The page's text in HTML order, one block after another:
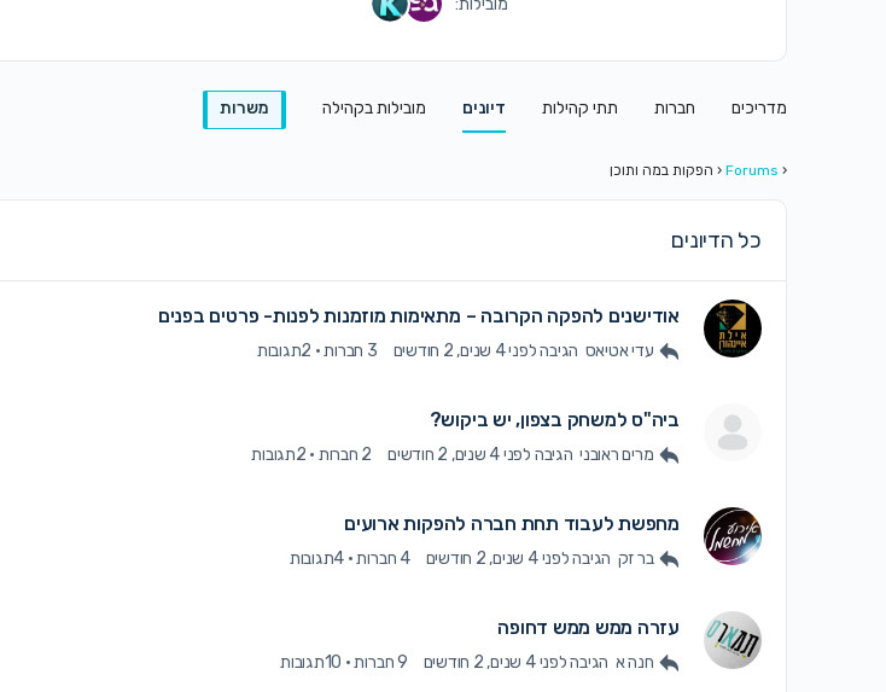
מדריכים חברות תתי קהילות דיונים מובילות בקהילה משרות
‹
Forums
‹ הפקות במה ותוכן
כל הדיונים
אודישנים להפקה הקרובה – מתאימות מוזמנות לפנות- פרטים בפנים
עדי אטיאס הגיבהלפני 4 שנים, 2 חודשים 3 חברות · 2תגובות
ביה"ס למשחק בצפון, יש ביקוש?
מרים ראובני הגיבה לפני 4 שנים, 2 חודשים 2 חברות · 2תגובות
מחפשת לעבוד תחת חברה להפקות ארועים
בר זק הגיבהלפני 4 שנים, 2 חודשים 4 חברות · 4תגובות
עזרה ממש ממש דחופה
חנה א הגיבהלפני 4 שנים, 2 חודשים 9 חברות · 10תגובות